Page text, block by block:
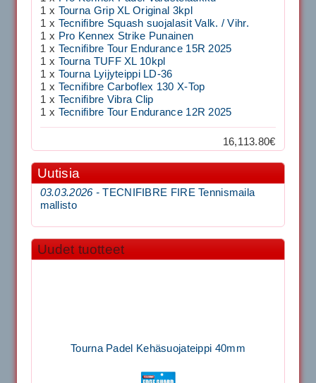
1 x Tourna Grip XL Original 3kpl
1 x Tecnifibre Squash suojalasit Valk. / Vihr.
1 x Pro Kennex Strike Punainen
1 x Tecnifibre Tour Endurance 15R 2025
1 x Tourna TUFF XL 10kpl
1 x Tourna Lyijyteippi LD-36
1 x Tecnifibre Carboflex 130 X-Top
1 x Tecnifibre Vibra Clip
1 x Tecnifibre Tour Endurance 12R 2025
16,113.80€
Uutisia
03.03.2026 -TECNIFIBRE FIRE Tennismaila
mallisto
Uudet tuotteet